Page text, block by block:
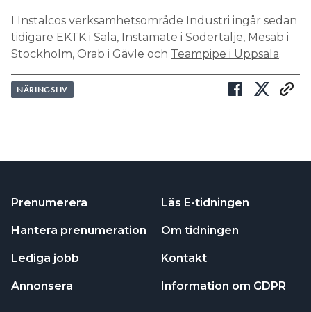
I Instalcos verksamhetsområde Industri ingår sedan
tidigare EKTK i Sala, Instamate i Södertälje, Mesab i
Stockholm, Orab i Gävle och Teampipe i Uppsala.
NÄRINGSLIV
Prenumerera
Hantera prenumeration
Lediga jobb
Annonsera
Läs E-tidningen
Om tidningen
Kontakt
Information om GDPR